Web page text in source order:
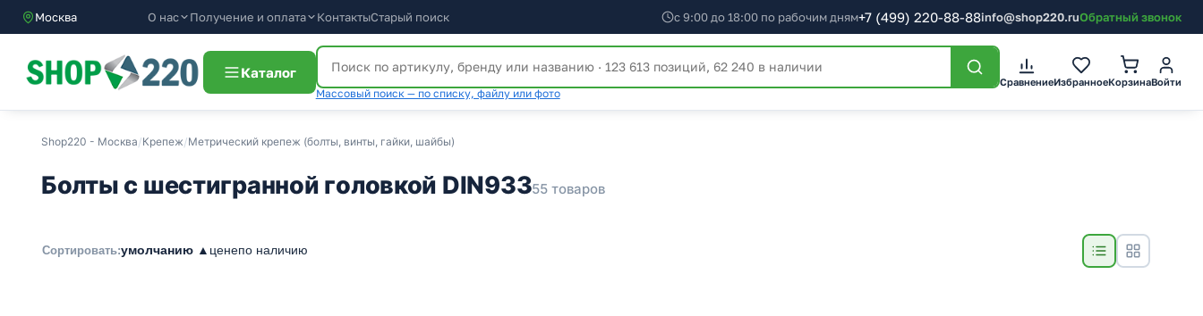
Москва О нас Получение и оплата КонтактыСтарый поиск с 9:00 до 18:00 по рабочим дням+7 (499) 220-88-88info@shop220.ruОбратный звонок
Каталог
Массовый поиск — по списку, файлу или фото
СравнениеИзбранноеКорзинаВойти
Shop220 - Москва/Крепеж/Метрический крепеж (болты, винты, гайки, шайбы)
Болты с шестигранной головкой DIN93355 товаров
Сортировать:умолчанию ▲ ценепо наличию